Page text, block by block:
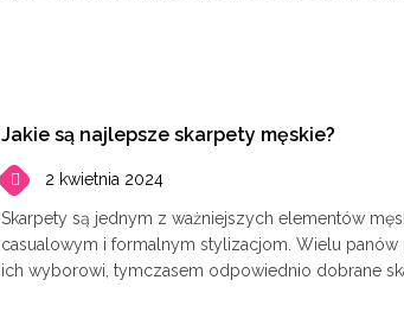
Jakie są najlepsze skarpety męskie?
2 kwietnia 2024
Skarpety są jednym z ważniejszych elementów
casualowym i formalnym stylizacjom. Wielu panów
ich wyborowi, tymczasem odpowiednio dobrane